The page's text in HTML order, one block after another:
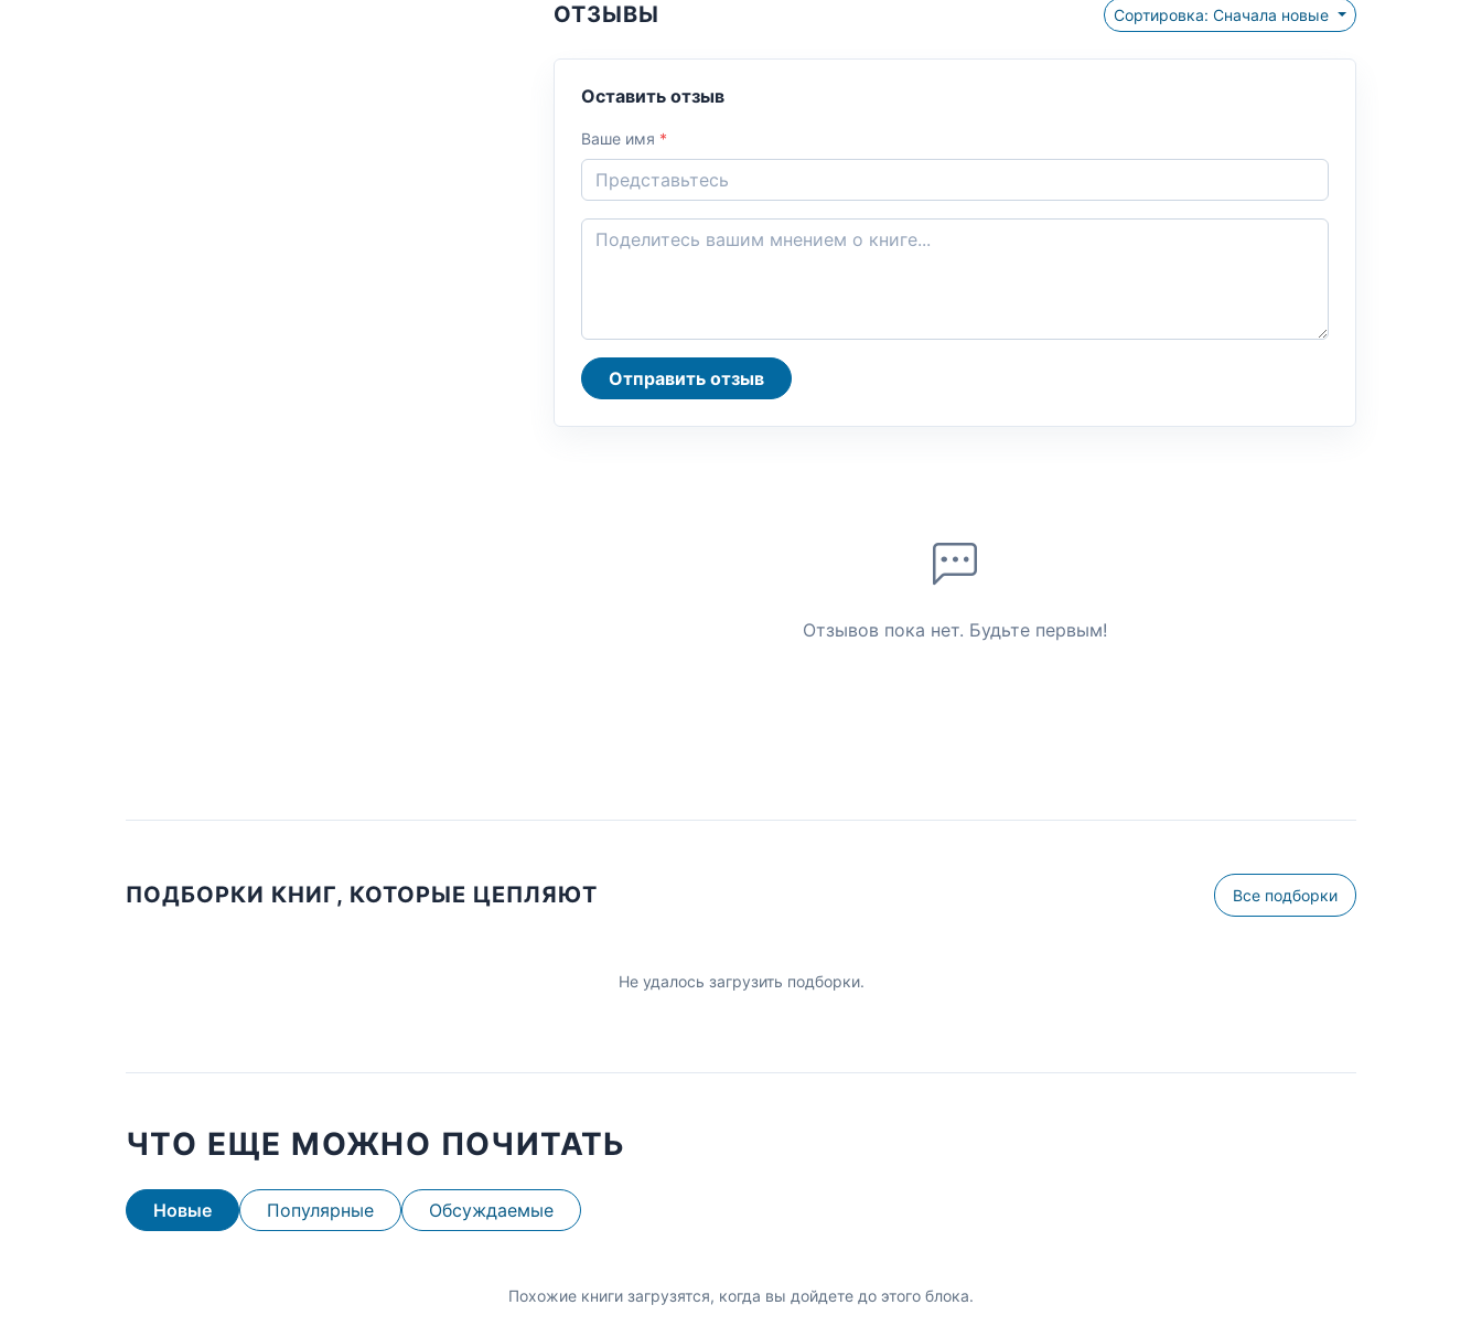
ОТЗЫВЫ Сортировка: Сначала новые
Оставить отзыв
Ваше имя *
Отправить отзыв
Отзывов пока нет. Будьте первым!
ПОДБОРКИ КНИГ, КОТОРЫЕ ЦЕПЛЯЮТ Все подборки
Не удалось загрузить подборки.
ЧТО ЕЩЕ МОЖНО ПОЧИТАТЬ
Новые Популярные Обсуждаемые
Похожие книги загрузятся, когда вы дойдете до этого блока.